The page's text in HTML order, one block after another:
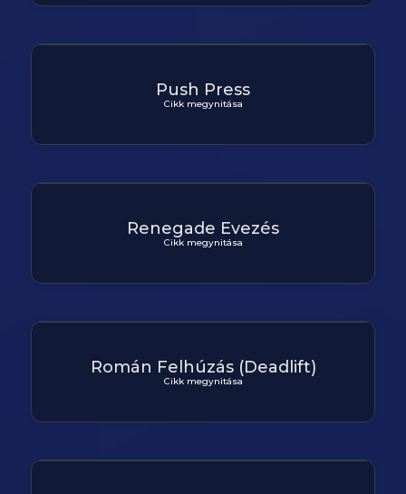
Push Press
Cikk megynitása
Renegade Evezés
Cikk megynitása
Román Felhúzás (Deadlift)
Cikk megynitása